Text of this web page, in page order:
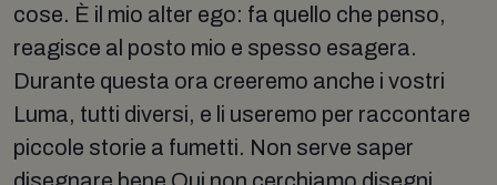
cose. È il mio alter ego: fa quello che penso,
reagisce al posto mio e spesso esagera.
Durante questa ora creeremo anche i vostri
Luma, tutti diversi, e li useremo per raccontare
piccole storie a fumetti. Non serve saper